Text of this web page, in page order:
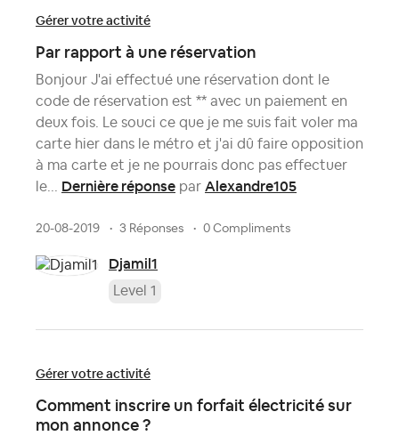
Gérer votre activité
Par rapport à une réservation
Bonjour J'ai effectué une réservation dont le
code de réservation est ** avec un paiement en
deux fois. Le souci ce que je me suis fait voler ma
carte hier dans le métro et j'ai dû faire opposition
à ma carte et je ne pourrais donc pas effectuer
le... Dernière réponse par Alexandre105
20-08-2019 3 Réponses 0 Compliments
Djamil1
Level 1
Gérer votre activité
Comment inscrire un forfait électricité sur
mon annonce ?